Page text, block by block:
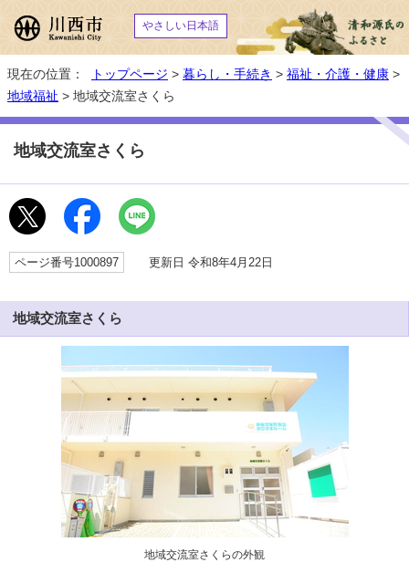
やさしい日本語
現在の位置： トップページ > 暮らし・手続き > 福祉・介護・健康 >
地域福祉 > 地域交流室さくら
地域交流室さくら
ページ番号1000897 更新日 令和8年4月22日
地域交流室さくら
地域交流室さくらの外観